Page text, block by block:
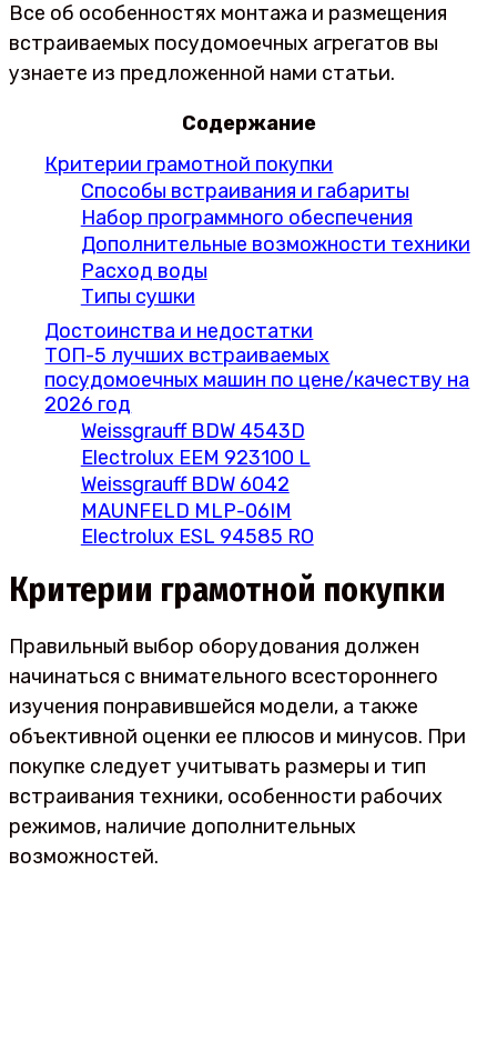
Все об особенностях монтажа и размещения
встраиваемых посудомоечных агрегатов вы
узнаете из предложенной нами статьи.
Содержание
Критерии грамотной покупки
Способы встраивания и габариты
Набор программного обеспечения
Дополнительные возможности техники
Расход воды
Типы сушки
Достоинства и недостатки
ТОП-5 лучших встраиваемых
посудомоечных машин по цене/качеству на
2026 год
Weissgrauff BDW 4543D
Electrolux EEM 923100 L
Weissgrauff BDW 6042
MAUNFELD MLP-06IM
Electrolux ESL 94585 RO
Критерии грамотной покупки
Правильный выбор оборудования должен
начинаться с внимательного всестороннего
изучения понравившейся модели, а также
объективной оценки ее плюсов и минусов. При
покупке следует учитывать размеры и тип
встраивания техники, особенности рабочих
режимов, наличие дополнительных
возможностей.